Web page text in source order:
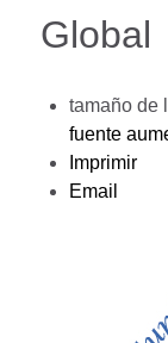
Global
tamaño de
fuente
Imprimir
Email